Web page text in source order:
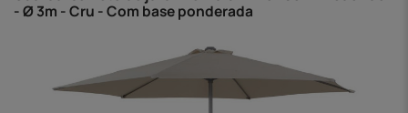
- Ø 3m - Cru - Com base ponderada